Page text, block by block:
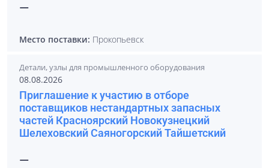
—
Место поставки: Прокопьевск
Детали, узлы для промышленного оборудования
08.08.2026
Приглашение к участию в отборе
поставщиков нестандартных запасных
частей Красноярский Новокузнецкий
Шелеховский Саяногорский Тайшетский
—